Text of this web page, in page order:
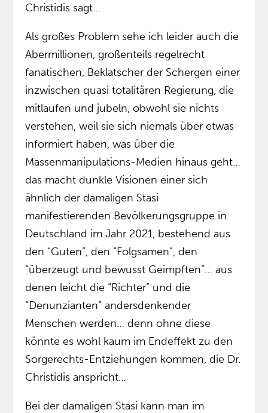
Christidis sagt…
Als großes Problem sehe ich leider auch die
Abermillionen, großenteils regelrecht
fanatischen, Beklatscher der Schergen einer
inzwischen quasi totalitären Regierung, die
mitlaufen und jubeln, obwohl sie nichts
verstehen, weil sie sich niemals über etwas
informiert haben, was über die
Massenmanipulations-Medien hinaus geht…
das macht dunkle Visionen einer sich
ähnlich der damaligen Stasi
manifestierenden Bevölkerungsgruppe in
Deutschland im Jahr 2021, bestehend aus
den “Guten”, den “Folgsamen”, den
“überzeugt und bewusst Geimpften”… aus
denen leicht die “Richter” und die
“Denunzianten” andersdenkender
Menschen werden… denn ohne diese
könnte es wohl kaum im Endeffekt zu den
Sorgerechts-Entziehungen kommen, die Dr.
Christidis anspricht…
Bei der damaligen Stasi kann man im